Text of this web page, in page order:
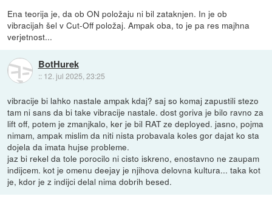
Ena teorija je, da ob ON položaju ni bil zataknjen. In je ob
vibracijah šel v Cut-Off položaj. Ampak oba, to je pa res majhna
verjetnost...
BotHurek
:: 12. jul 2025, 23:25
vibracije bi lahko nastale ampak kdaj? saj so komaj zapustili stezo
tam ni sans da bi take vibracije nastale. dost goriva je bilo ravno za
lift off, potem je zmanjkalo, ker je bil RAT ze deployed. jasno, pojma
nimam, ampak mislim da niti nista probavala koles gor dajat ko sta
dojela da imata hujse probleme.
jaz bi rekel da tole porocilo ni cisto iskreno, enostavno ne zaupam
indijcem. kot je omenu deejay je njihova delovna kultura... taka kot
je, kdor je z indijci delal nima dobrih besed.